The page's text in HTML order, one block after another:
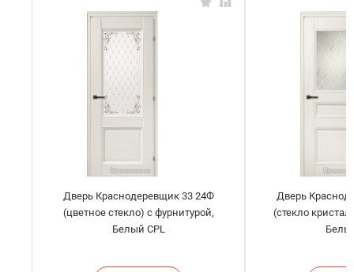
Дверь Краснодеревщик 33 24Ф
(цветное стекло) с фурнитурой,
Белый CPL
Дверь
(стекло